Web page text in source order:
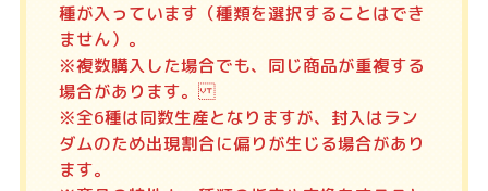
種が入っています（種類を選択することはでき
ません）。
※複数購入した場合でも、同じ商品が重複する
場合があります。
※全6種は同数生産となりますが、封入はラン
ダムのため出現割合に偏りが生じる場合があり
ます。